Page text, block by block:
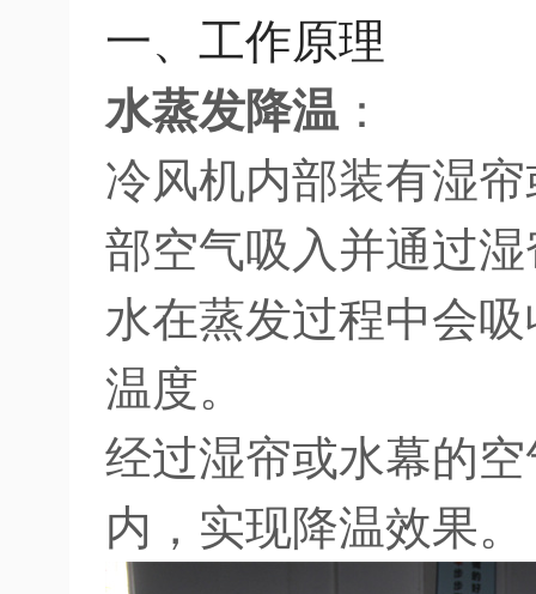
一、工作原理
水蒸发降温 ：
冷风机内部装有湿
部空气吸入并通过
水在蒸发过程中会
温度。
经过湿帘或水幕的
内，实现降温效果。